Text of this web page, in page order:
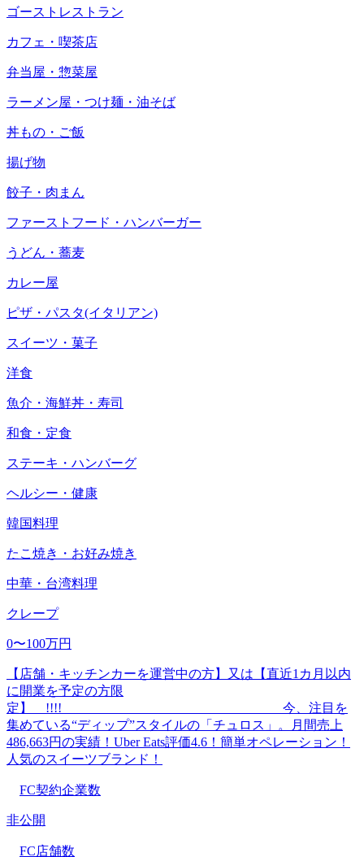
ゴーストレストラン
カフェ・喫茶店
弁当屋・惣菜屋
ラーメン屋・つけ麺・油そば
丼もの・ご飯
揚げ物
餃子・肉まん
ファーストフード・ハンバーガー
うどん・蕎麦
カレー屋
ピザ・パスタ(イタリアン)
スイーツ・菓子
洋食
魚介・海鮮丼・寿司
和食・定食
ステーキ・ハンバーグ
ヘルシー・健康
韓国料理
たこ焼き・お好み焼き
中華・台湾料理
クレープ
0〜100万円
【店舗・キッチンカーを運営中の方】又は【直近1カ月以内
に開業を予定の方限
定】 !!!! 今、注目を
集めている“ディップ”スタイルの「チュロス」。月間売上
486,663円の実績！Uber Eats評価4.6！簡単オペレーション！
人気のスイーツブランド！
FC契約企業数
非公開
FC店舗数